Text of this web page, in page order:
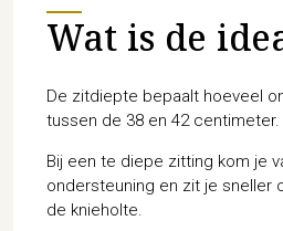
Wat is de
De zitdiepte bepaalt hoeveel
tussen de 38 en 42 centimeter.
Bij een te diepe zitting kom je
ondersteuning en zit je sneller
de knieholte.